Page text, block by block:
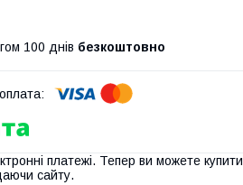
100 днів безкоштовно
платежі. Тепер ви можете купити
сайту.